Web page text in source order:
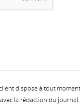
dispose à tout
la rédaction du journal.